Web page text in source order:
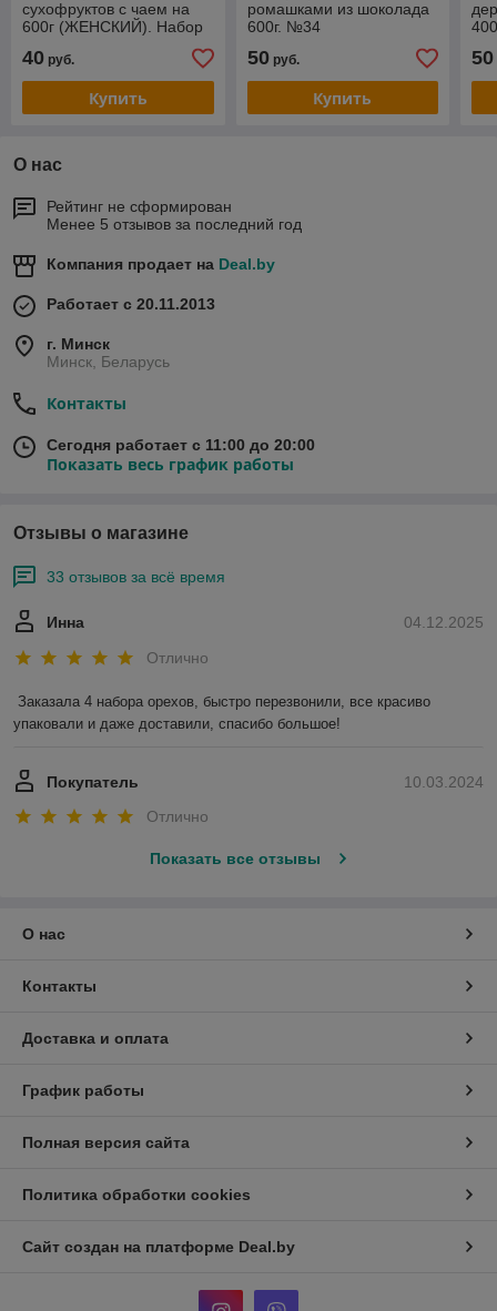
сухофруктов с чаем на
600г (ЖЕНСКИЙ). Набор
40 руб.
Купить
ромашками из шоколада
600г. №34
50руб.
Купить
50
О нас
Рейтинг не сформирован
Менее 5 отзывов за последний год
Компания продает на Deal.by
Работает с 20.11.2013
г. Минск
Минск, Беларусь
Контакты
Сегодня работает с 11:00 до 20:00
Показать весь график работы
Отзывы о магазине
33 отзывов за всё время
04.12.2025
Инна
Отлично
Заказала 4 набора орехов, быстро перезвонили, все красиво
упаковали и даже доставили, спасибо большое!
10.03.2024
Покупатель
Отлично
Показать все отзывы
О нас
Контакты
Доставка и оплата
График работы
Полная версия сайта
Политика обработки cookies
Сайт создан на платформе Deal.by